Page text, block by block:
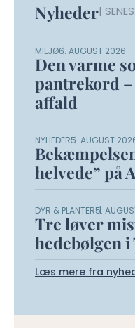
Nyheder|
MILJØ6. AUGUST 2026
Den varme
pantrekord –
affald
NYHEDER5. AUGUST
helvede” på
DYR & PLANTER5.
Tre løver
hedebølgen i
Læs mere fra